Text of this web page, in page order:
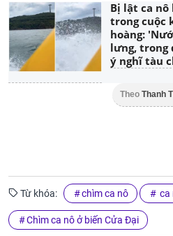
Bị lật ca
trong cuộc
hoàng:
lưng, trong
ý nghĩ tàu
Theo Thanh
Từ khóa: chìm ca nô ca
Chìm ca nô ở biến Cửa Đại